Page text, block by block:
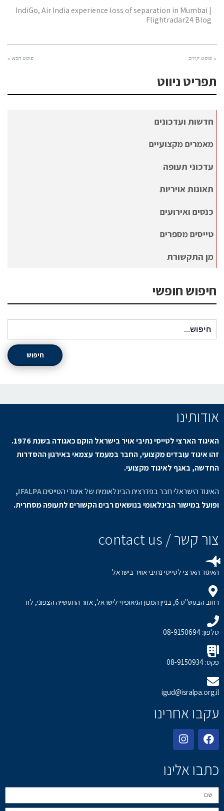
IndiGo, Air India experience loss of separation in Mumbai |
Flightradar24 Blog
« פוסט קודם פוסט הבא »
תפריט ניווט
חדשות ועדכונים
מאמרים מקצועיים
עדכוני תעופה
תאונות אויריות
כנסים ואירועים
טייסים מספרים
מן התקשורת
חיפוש חופשי
חיפוש
אודותינו
האיגוד הארצי לטייסי נתיבי אויר בישראל הוקם כאגודה בשנת 1976.
זהו איגוד עובדים מקצועי, החבר במעמד עצמאי באירגון ההסדרות
החדשה, באגף לאיגוד מקצועי.
האיגוד הישראלי חבר בפדרצית הבינלאומית של איגודי הטייסיםIFALPA
,
ופועל במישור הבינלאומי בנושאים רבים הקשורים לתעופה מסחרית.
צור קשר / contact us
האיגוד הארצי לטייסי נתיבי אוויר בישראל
רחוב הבעש"ט 6, בניין המכון הגיאופיזי לישראל, אזור התעשייה הצפוני, לוד
טלפון: 08-9150694
פקס: 08-9150934
igud@isralpa.org.il
עקבו אחרינו
כתבו אלינו